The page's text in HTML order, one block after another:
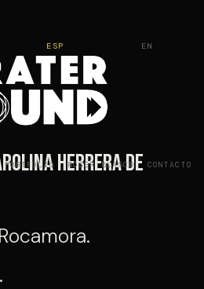
PORTFOLIO ROGER BLASCO CONTACTO
ESP EN
Herrera de
.